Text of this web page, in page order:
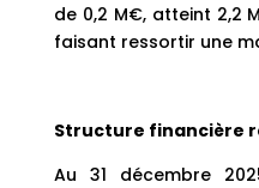
de 0,2 M€, atteint 2,2
faisant ressortir une
Structure financière
Au 31 décembre